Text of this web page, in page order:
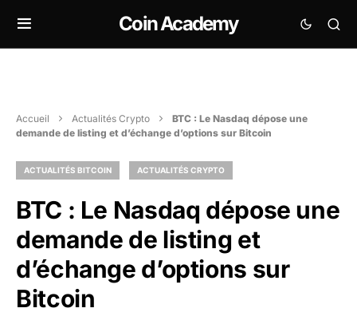
Coin Academy
Accueil Actualités Crypto
BTC : Le Nasdaq dépose une
demande de listing et d’échange d’options sur Bitcoin
ACTUALITÉS BITCOIN ACTUALITÉS CRYPTO
BTC : Le Nasdaq dépose une
demande de listing et
d’échange d’options sur
Bitcoin